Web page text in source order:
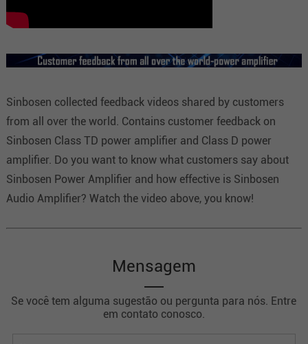
Sinbosen collected feedback videos shared by customers
from all over the world. Contains customer feedback on
Sinbosen Class TD power amplifier and Class D power
amplifier. Do you want to know what customers say about
Sinbosen Power Amplifier and how effective is Sinbosen
Audio Amplifier? Watch the video above, you know!
Mensagem
Se você tem alguma sugestão ou pergunta para nós. Entre
em contato conosco.